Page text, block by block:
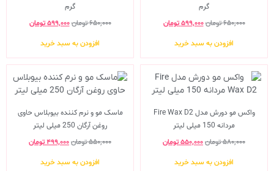
گرم
۶۵۰,۰۰۰تومان۵۹۹,۰۰۰ تومان
افزودن به سبد خرید
گرم
۶۵۰,۰۰۰تومان۵۹۹,۰۰۰ تومان
افزودن به سبد خرید
واکس مو دورش مدل Fire Wax D2
مردانه 150 میلی لیتر
۵۸۰,۰۰۰تومان۵۵۰,۰۰۰تومان
افزودن به سبد خرید
ماسک مو و نرم کننده بیوبلاس حاوی
روغن آرگان 250 میلی لیتر
۵۵۰,۰۰۰تومان۴۹۹,۰۰۰تومان
افزودن به سبد خرید